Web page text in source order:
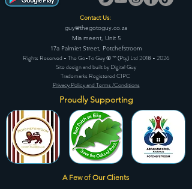
Contact Us:
guy@thegotoguy.co.za
Mia meent, Unit 5
17a Palmiet Street, Potchefstroom
Rights Reserved - The Go-To Guy © ™ (Pty) Ltd 2018 - 2026
Site design and built by Digital Guy
Trademarks Registered CIPC
Privacy Policy and Terms /Conditions
Proudly Supporting
A Few of Our Clients